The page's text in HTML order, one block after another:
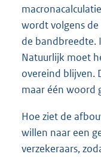
wordt volgens
de bandbreedte.
Natuurlijk moet
overeind blijven.
maar één woord
Hoe ziet de
willen naar een
verzekeraars,